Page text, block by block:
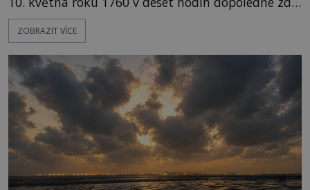
dojde k vůbec prvnímu historicky doloženému
přeletu UFO. Podle záznamů vyzařuje takové
jen o nějaký optický klam, nebo se zde skutečně
právě vznáší mimozemská loď
ZOBRAZIT VÍCE